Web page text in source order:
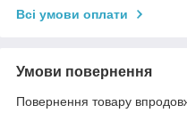
Всі умови оплати
Умови повернення
Повернення товару